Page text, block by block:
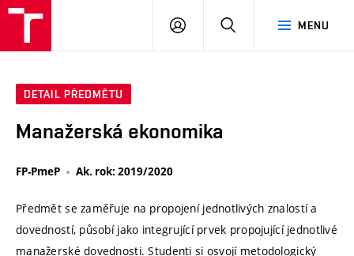
MENU
PŘIHLÁSIT
DETAIL PŘEDMĚTU
Manažerská ekonomika
FP-PmeP Ak. rok: 2019/2020
Předmět se zaměřuje na propojení jednotlivých znalostí a
dovedností, působí jako integrující prvek propojující jednotlivé
manažerské dovednosti. Studenti si osvojí metodologický